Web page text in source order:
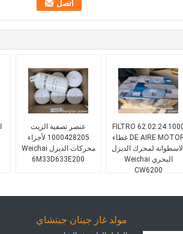
عنصر تصفية الزيت
1000428205 لأجزاء
محركات الديزل Weichai
6M33D633E200
62.02.24.1000 FILTRO
DE AIRE MOTOR غطاء
الاسطوانة لمحرك الديزل
البحري Weichai
CW6200
مولد غاز جينان جيتشاي